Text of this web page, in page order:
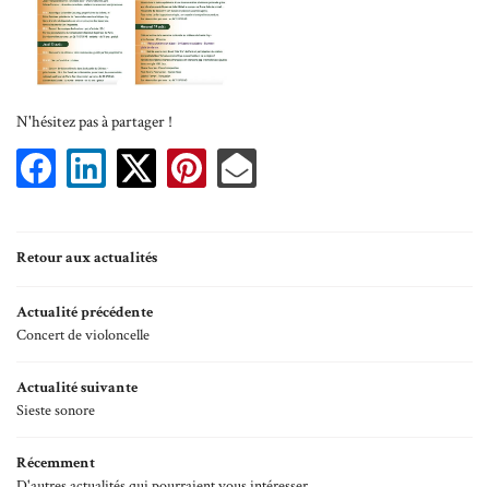
Accueil
Historique
& Actualités
N'hésitez pas à partager !
Retour aux actualités
Actualité précédente
Concert de violoncelle
Actualité suivante
Sieste sonore
Récemment